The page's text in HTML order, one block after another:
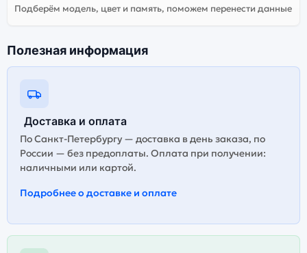
Подберём модель, цвет и память, поможем перенести данные
Полезная информация
Доставка и оплата
По Санкт-Петербургу — доставка в день заказа, по
России — без предоплаты. Оплата при получении:
наличными или картой.
Подробнее о доставке и оплате